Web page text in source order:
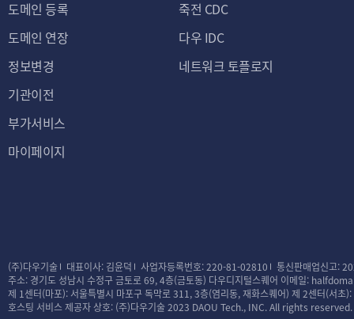
도메인 등록
도메인 연장
정보변경
기관이전
부가서비스
마이페이지
죽전 CDC
다우 IDC
네트워크 토플로지
(주)다우기술 대표이사: 김윤덕 사업자등록번호: 220-81-02810
통신판매업신고:
주소: 경기도 성남시 수정구 금토로 69, 4층(금토동) 다우디지털스퀘어 이메일:
제 1센터(마포): 서울특별시 마포구 독막로 311, 3층(염리동, 재화스퀘어) 제 2센터(서초
호스팅 서비스 제공자 상호: (주)다우기술2023 DAOU Tech., INC. All rights reserved.